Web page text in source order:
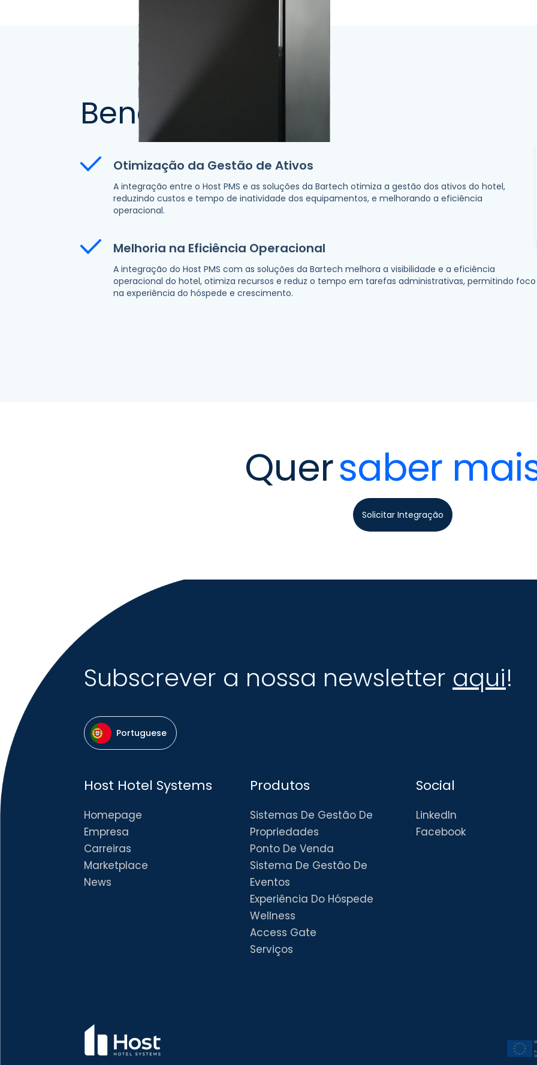
Benefícios
Otimização da Gestão de Ativos
A integração entre o Host PMS e as soluções da Bartech otimiza a gestão dos ativos do hotel,
reduzindo custos e tempo de inatividade dos equipamentos, e melhorando a eficiência
operacional.
Melhoria na Eficiência Operacional
A integração do Host PMS com as soluções da Bartech melhora a visibilidade e a eficiência
operacional do hotel, otimiza recursos e reduz o tempo em tarefas administrativas, permitindo foco
na experiência do hóspede e crescimento.
Quersaber
Solicitar Integração
Subscrever a nossa newsletter aqui!
Portuguese
Host Hotel Systems
Homepage
Empresa
Carreiras
Marketplace
News
Produtos
Sistemas De Gestão De
Propriedades
Ponto De Venda
Sistema De Gestão De
Eventos
Experiência Do Hóspede
Wellness
Access Gate
Serviços
Social
LinkedIn
Facebook